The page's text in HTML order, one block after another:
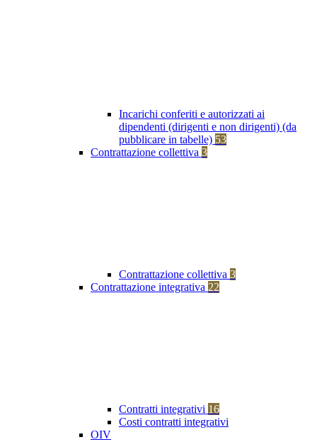
Incarichi conferiti e autorizzati ai
dipendenti (dirigenti e non dirigenti) (da
pubblicare in tabelle) 53
Contrattazione collettiva 3
Contrattazione collettiva 3
Contrattazione integrativa 22
Contratti integrativi 16
Costi contratti integrativi
OIV